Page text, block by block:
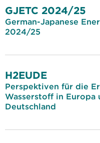
GJETC 2024/25
German-Japanese
2024/25
H2EUDE
Perspektiven für die
Wasserstoff in Europa
Deutschland